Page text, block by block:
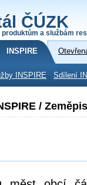
ČÚZK
a službám
INSPIRE
INSPIRE Sdílení
/